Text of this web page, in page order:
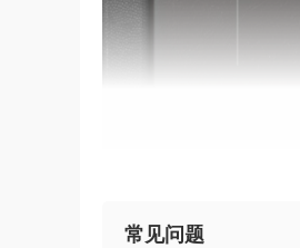
常见问题